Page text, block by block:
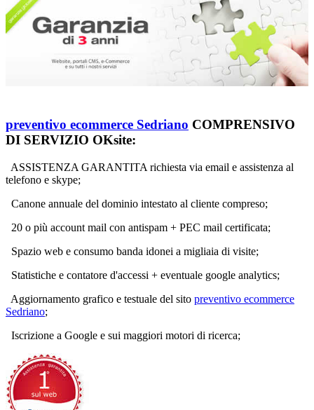
preventivo ecommerce Sedriano COMPRENSIVO
DI SERVIZIO OKsite:
ASSISTENZA GARANTITA richiesta via email e assistenza al
telefono e skype;
Canone annuale del dominio intestato al cliente compreso;
20 o più account mail con antispam + PEC mail certificata;
Spazio web e consumo banda idonei a migliaia di visite;
Statistiche e contatore d'accessi + eventuale google analytics;
Aggiornamento grafico e testuale del sito preventivo ecommerce
Sedriano;
Iscrizione a Google e sui maggiori motori di ricerca;